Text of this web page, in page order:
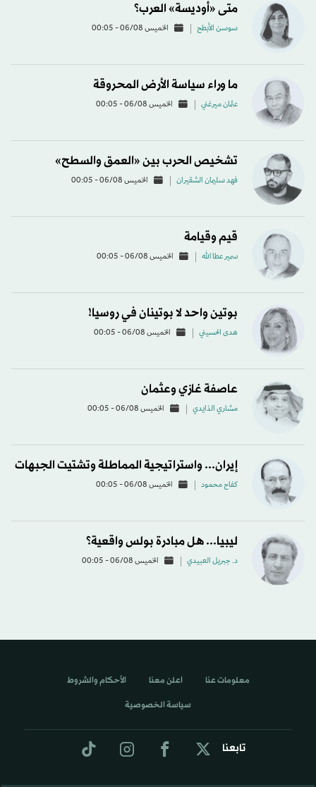
متى «أوديسة» العرب؟
سوسن الأبطح الخميس 06/08 - 00:05
ما وراء سياسة الأرض المحروقة
عثمان ميرغني الخميس 06/08 - 00:05
تشخيص الحرب بين «العمق والسطح»
فهد سليمان الشقيران الخميس 06/08 - 00:05
قيم وقيامة
سمير عطا الله الخميس 06/08 - 00:05
بوتين واحد لا بوتينان في روسيا!
هدى الحسيني الخميس 06/08 - 00:05
عاصفة غازي وعثمان
مشاري الذايدي الخميس 06/08 - 00:05
إيران... واستراتيجية المماطلة وتشتيت الجبهات
كفاح محمود الخميس 06/08 - 00:05
ليبيا... هل مبادرة بولس واقعية؟
د. جبريل العبيدي الخميس 06/08 - 00:05
تابعنا
معلومات عنا اعلن معنا الأحكام والشروط
سياسة الخصوصية